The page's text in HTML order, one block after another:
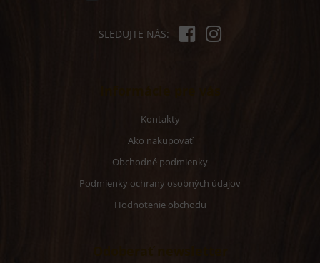
SLEDUJTE NÁS:
Kontakty
Ako nakupovať
Obchodné podmienky
Podmienky ochrany osobných údajov
Hodnotenie obchodu